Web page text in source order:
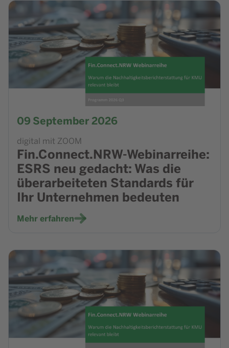
Zur Veranstaltung Fin.Connect.NRW-Webinarreihe:
09 September 2026
digital mit ZOOM
Fin.Connect.NRW-Webinarreihe:
ESRS neu gedacht: Was die
überarbeiteten Standards für
Ihr Unternehmen bedeuten
Mehr erfahren
Zur Veranstaltung Fin.Connect.NRW-Webinarreihe: